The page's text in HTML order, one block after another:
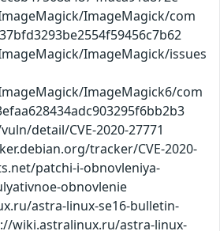
ImageMagick/com
ImageMagick/issues
ImageMagick6/com
detail/CVE-2020-27771
tracker/CVE-2020-
patchi-i-obnovleniya-
obnovlenie
astra-linux-se16-bulletin-
wiki.astralinux.ru/astra-linux-